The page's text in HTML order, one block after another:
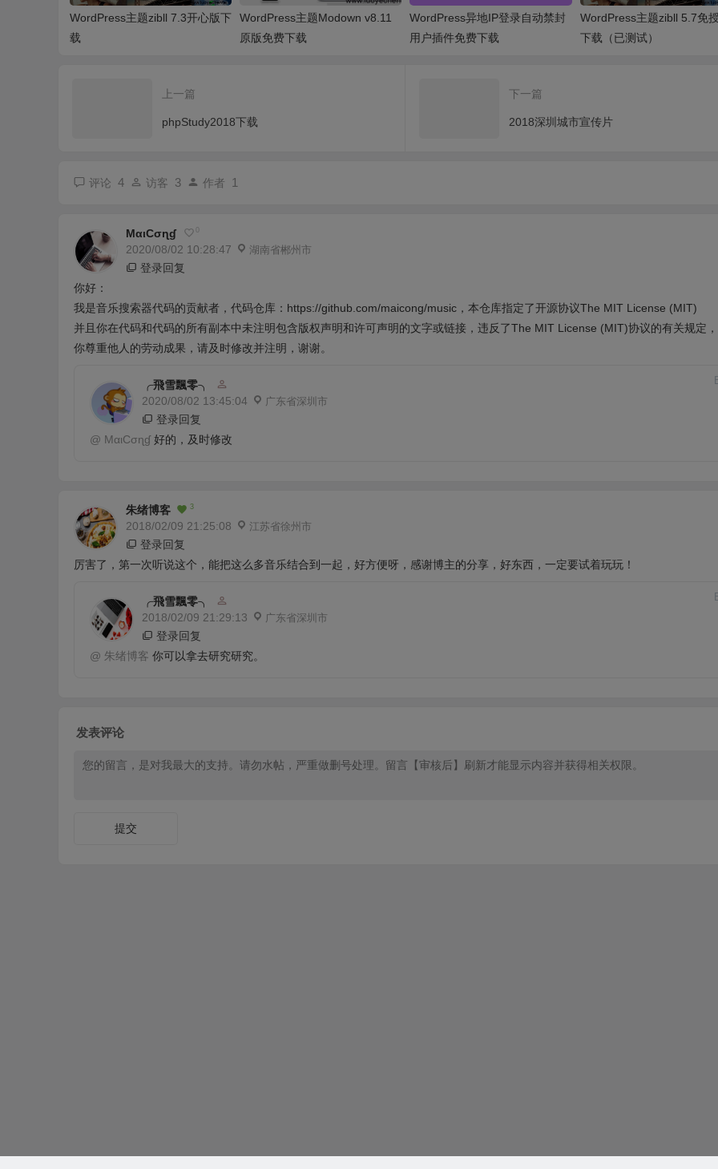
WordPress主题zibll 7.3开心版下
载
WordPress主题Modown v8.11
原版免费下载
WordPress异地IP登录自动禁封
用户插件免费下载
WordPress主题zibll 5.7免
下载（已测试）
上一篇
phpStudy2018下载
下一篇
2018深圳城市宣传片
评论 4 访客 3 作者 1
MαιCσɳɠ
2020/08/02 10:28:47 湖南省郴州市
登录回复
你好：
我是音乐搜索器代码的贡献者，代码仓库：https://github.com/maicong/music，本仓库指定了开源协议The MIT License (MIT)
并且你在代码和代码的所有副本中未注明包含版权声明和许可声明的文字或链接，违反了The MIT License (MIT)协议的有关规定
你尊重他人的劳动成果，请及时修改并注明，谢谢。
╭飛雪飄零╮
2020/08/02 13:45:04
广东省深圳市
登录回复
@ MαιCσɳɠ 好的，及时修改
朱绪博客 3
2018/02/09 21:25:08 江苏省徐州市
登录回复
厉害了，第一次听说这个，能把这么多音乐结合到一起，好方便呀，感谢博主的分享，好东西，一定要试着玩玩！
╭飛雪飄零╮
2018/02/09 21:29:13
广东省深圳市
登录回复
@ 朱绪博客 你可以拿去研究研究。
发表评论